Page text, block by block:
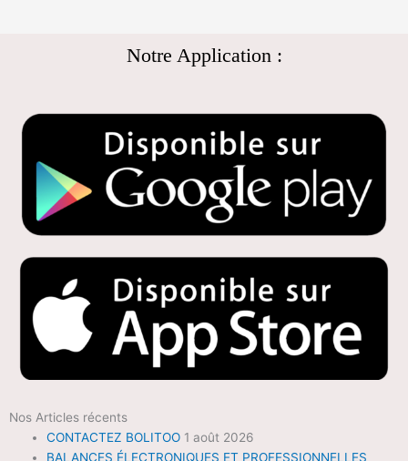
Notre Application :
Nos Articles récents
CONTACTEZ BOLITOO 1 août 2026
BALANCES ÉLECTRONIQUES ET PROFESSIONNELLES